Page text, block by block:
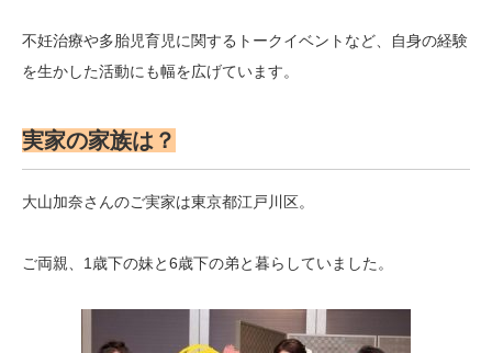
不妊治療や多胎児育児に関するトークイベントなど、自身の経験
を生かした活動にも幅を広げています。
実家の家族は？
大山加奈さんのご実家は東京都江戸川区。
ご両親、1歳下の妹と6歳下の弟と暮らしていました。